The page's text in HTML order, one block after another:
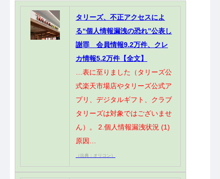
タリーズ、不正アクセスによ
る“個人情報漏洩の恐れ”公表し
謝罪 会員情報9.2万件、クレ
カ情報5.2万件【全文】
…表に至りました（タリーズ公
式楽天市場店やタリーズ公式ア
プリ、デジタルギフト、クラブ
タリーズは対象ではございませ
ん）。 2.個人情報漏洩状況 (1)
原因…
（出典：オリコン）